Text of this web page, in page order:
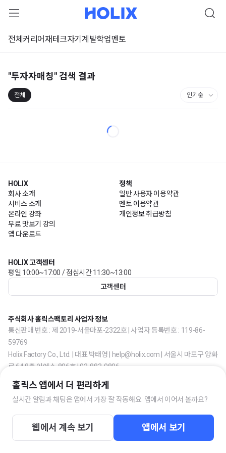
전체 커리어재테크자기계발학업멘토
"투자자매칭" 검색 결과
전체
HOLIX
회사 소개
서비스 소개
온라인 강좌
무료 맛보기 강의
앱 다운로드
정책
일반 사용자 이용약관
멘토 이용약관
개인정보 취급방침
HOLIX 고객센터
평일 10:00~17:00 / 점심시간 11:30~13:00
고객센터
주식회사 홀릭스팩토리 사업자 정보
통신판매 번호 : 제 2019-서울마포-2322호 | 사업자 등록번호 : 119-86-
59769
Holix Factory Co., Ltd. | 대표 박태영 | help@holix.com | 서울시 마포구 양화
로 64 8층 이에스-806호 | 02-883-0806
홀릭스 앱에서 더 편리하게
실시간 알림과 채팅은 앱에서 가장 잘 작동해요. 앱에서 이어서 볼까요?
웹에서 계속 보기 앱에서 보기